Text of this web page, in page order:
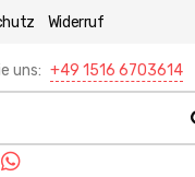
Widerruf
uns: +49 1516 6703614